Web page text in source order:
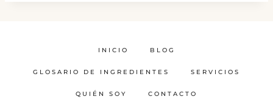
INICIO BLOG
GLOSARIO DE INGREDIENTES SERVICIOS
QUIÉN SOY CONTACTO